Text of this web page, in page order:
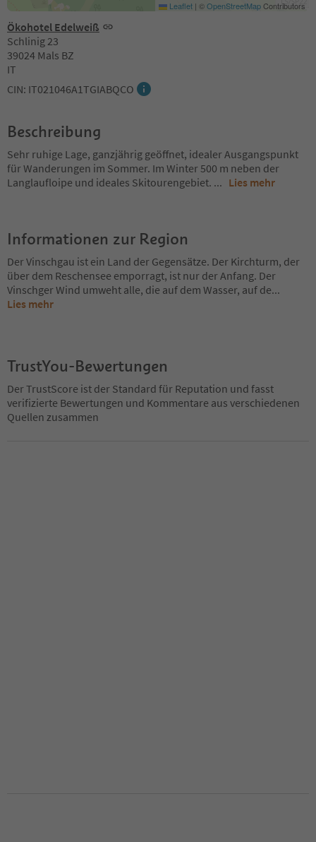
Ökohotel Edelweiß
Schlinig 23
39024 Mals BZ
IT
CIN: IT021046A1TGIABQCO
Leaflet | ©OpenStreetMapContributors
Beschreibung
Sehr ruhige Lage, ganzjährig geöffnet, idealer Ausgangspunkt
für Wanderungen im Sommer. Im Winter 500 m neben der
Langlaufloipe und ideales Skitourengebiet. ... Lies mehr
Informationen zur Region
Der Vinschgau ist ein Land der Gegensätze. Der Kirchturm, der
über dem Reschensee emporragt, ist nur der Anfang. Der
Vinschger Wind umweht alle, die auf dem Wasser, auf de...
Lies mehr
TrustYou-Bewertungen
Der TrustScore ist der Standard für Reputation und fasst
verifizierte Bewertungen und Kommentare aus verschiedenen
Quellen zusammen